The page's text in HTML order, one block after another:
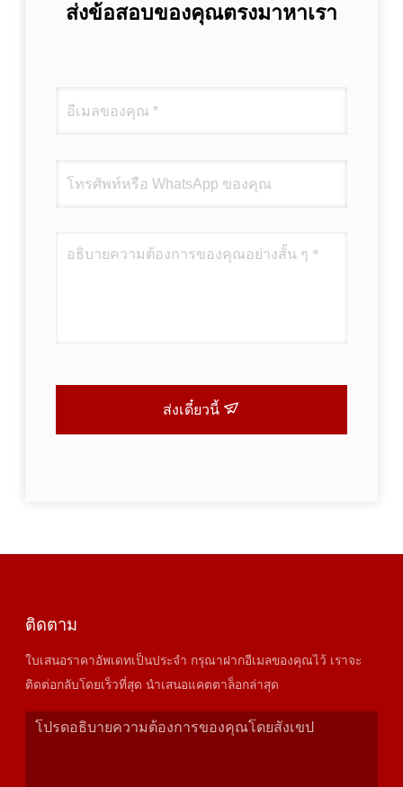
ส่งข้อสอบของคุณตรงมาหาเรา
ส่งเดี๋ยวนี้
ติดตาม
ใบเสนอราคาอัพเดทเป็นประจำ กรุณาฝากอีเมลของคุณไว้ เราจะ
ติดต่อกลับโดยเร็วที่สุด นำเสนอแคตตาล็อกล่าสุด